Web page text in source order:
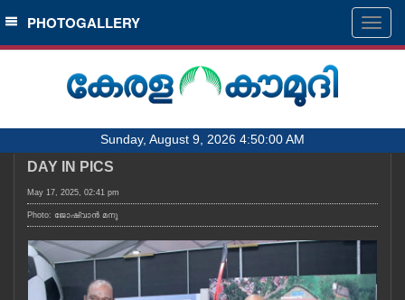
SECTIONS
HOME
NOTIFIED NEWS
KERALA
LOCAL
PHOTOGALLERY
Sunday, August 9, 2026 4:50:00 AM
DAY IN PICS
May 17, 2025, 02:41 pm
Photo: ജോഷ്‌വാൻ മനു